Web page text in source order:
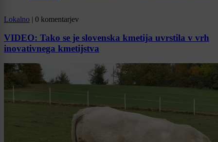
Lokalno | 0 komentarjev
VIDEO: Tako se je slovenska kmetija uvrstila v vrh
inovativnega kmetijstva